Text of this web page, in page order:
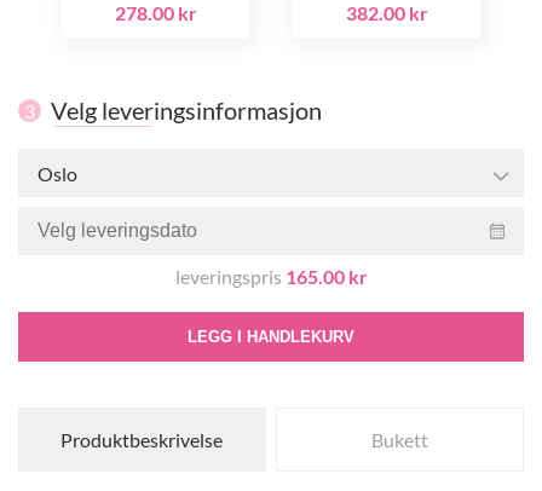
278.00 kr
382.00 kr
3 Velg leveringsinformasjon
Oslo
leveringspris 165.00 kr
LEGG I HANDLEKURV
Produktbeskrivelse Bukett